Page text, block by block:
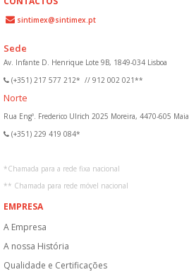
sintimex@sintimex.pt
Sede
Av. Infante D. Henrique Lote 9B, 1849-034 Lisboa
(+351) 217 577 212* // 912 002 021**
Norte
Rua Engº. Frederico Ulrich 2025 Moreira, 4470-605 Maia
(+351) 229 419 084*
*Chamada para a rede fixa nacional
** Chamada para rede móvel nacional
EMPRESA
A Empresa
A nossa História
Qualidade e Certificações